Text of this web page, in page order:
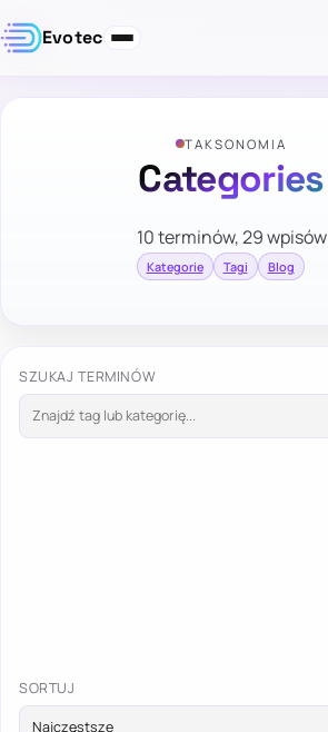
Evotec
TAKSONOMIA
Categories
10 terminów, 29 wpisów
Kategorie Tagi Blog
SZUKAJ TERMINÓW
SORTUJ